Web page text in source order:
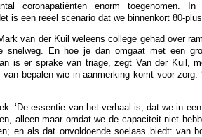
coronapatiënten enorm toegenomen.
is een reëel scenario dat we binnenkort 80-
van der Kuil weleens college gehad over
snelweg. En hoe je dan omgaat met een
is er sprake van triage, zegt Van der Kuil,
bepalen wie in aanmerking komt voor
‘De essentie van het verhaal is, dat we in
alleen maar omdat we de capaciteit niet
en als dat onvoldoende soelaas biedt: van